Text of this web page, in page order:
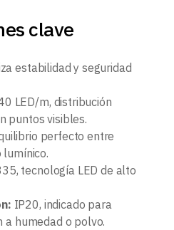
clave
estabilidad y seguridad
LED/m, distribución
puntos visibles.
perfecto entre
lumínico.
tecnología LED de alto
IP20, indicado para
a humedad o polvo.